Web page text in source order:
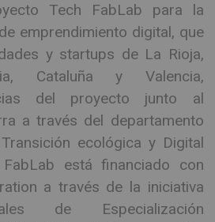
Tech FabLab para la
emprendimiento digital, que
y startups de La Rioja,
Cataluña y Valencia,
del proyecto junto al
a través del departamento
ecológica y Digital
está financiado con
a través de la iniciativa
de Especialización